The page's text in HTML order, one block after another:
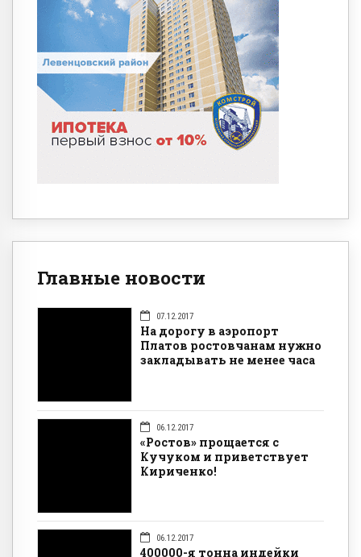
Главные новости
07.12.2017
На дорогу в аэропорт
Платов ростовчанам нужно
закладывать не менее часа
06.12.2017
«Ростов» прощается с
Кучуком и приветствует
Кириченко!
06.12.2017
400000-я тонна индейки